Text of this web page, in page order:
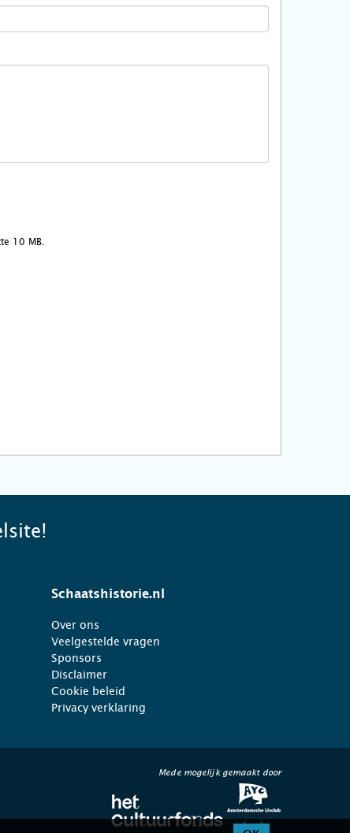
10 MB.
Schaatshistorie.nl
Over ons
Veelgestelde vragen
Sponsors
Disclaimer
Cookie beleid
Privacy verklaring
Mede mogelijk gemaakt door